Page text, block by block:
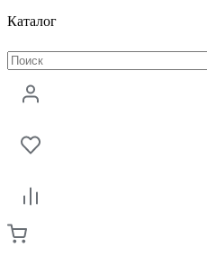
Каталог